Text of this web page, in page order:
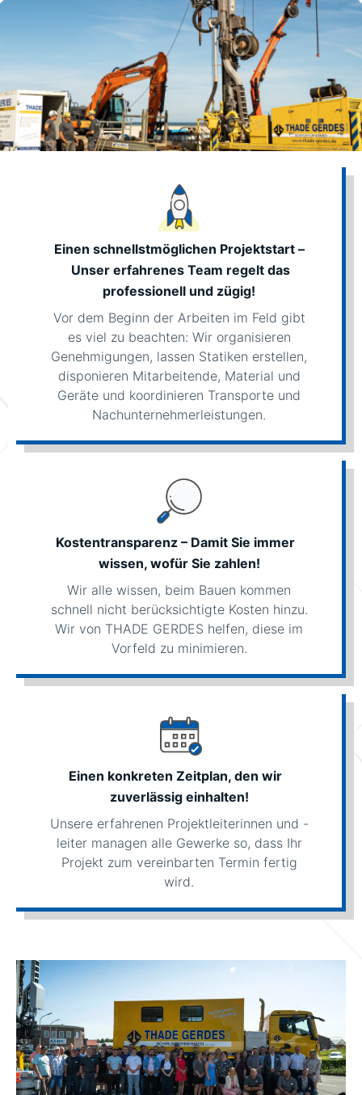
Einen schnellstmöglichen Projektstart –
Unser erfahrenes Team regelt das
professionell und zügig!
Vor dem Beginn der Arbeiten im Feld gibt
es viel zu beachten: Wir organisieren
Genehmigungen, lassen Statiken erstellen,
disponieren Mitarbeitende, Material und
Geräte und koordinieren Transporte und
Nachunternehmerleistungen.
Kostentransparenz – Damit Sie immer
wissen, wofür Sie zahlen!
Wir alle wissen, beim Bauen kommen
schnell nicht berücksichtigte Kosten hinzu.
Wir von THADE GERDES helfen, diese im
Vorfeld zu minimieren.
Einen konkreten Zeitplan, den wir
zuverlässig einhalten!
Unsere erfahrenen Projektleiterinnen und -
leiter managen alle Gewerke so, dass Ihr
Projekt zum vereinbarten Termin fertig
wird.